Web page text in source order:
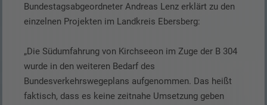
Bundestagsabgeordneter Andreas Lenz erklärt zu den
einzelnen Projekten im Landkreis Ebersberg:
„Die Südumfahrung von Kirchseeon im Zuge der B 304
wurde in den weiteren Bedarf des
Bundesverkehrswegeplans aufgenommen. Das heißt
faktisch, dass es keine zeitnahe Umsetzung geben